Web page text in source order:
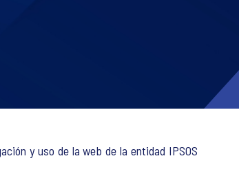
y uso de la web de la entidad IPSOS